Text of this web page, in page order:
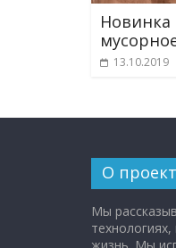
Новинка
13.10.2019
О
Мы